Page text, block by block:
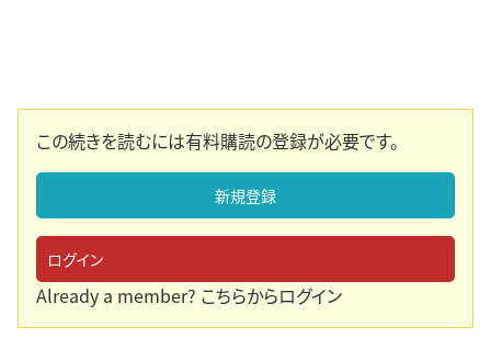
この続きを読むには有料購読の登録が必要です。
新規登録
ログイン
Already a member? こちらからログイン